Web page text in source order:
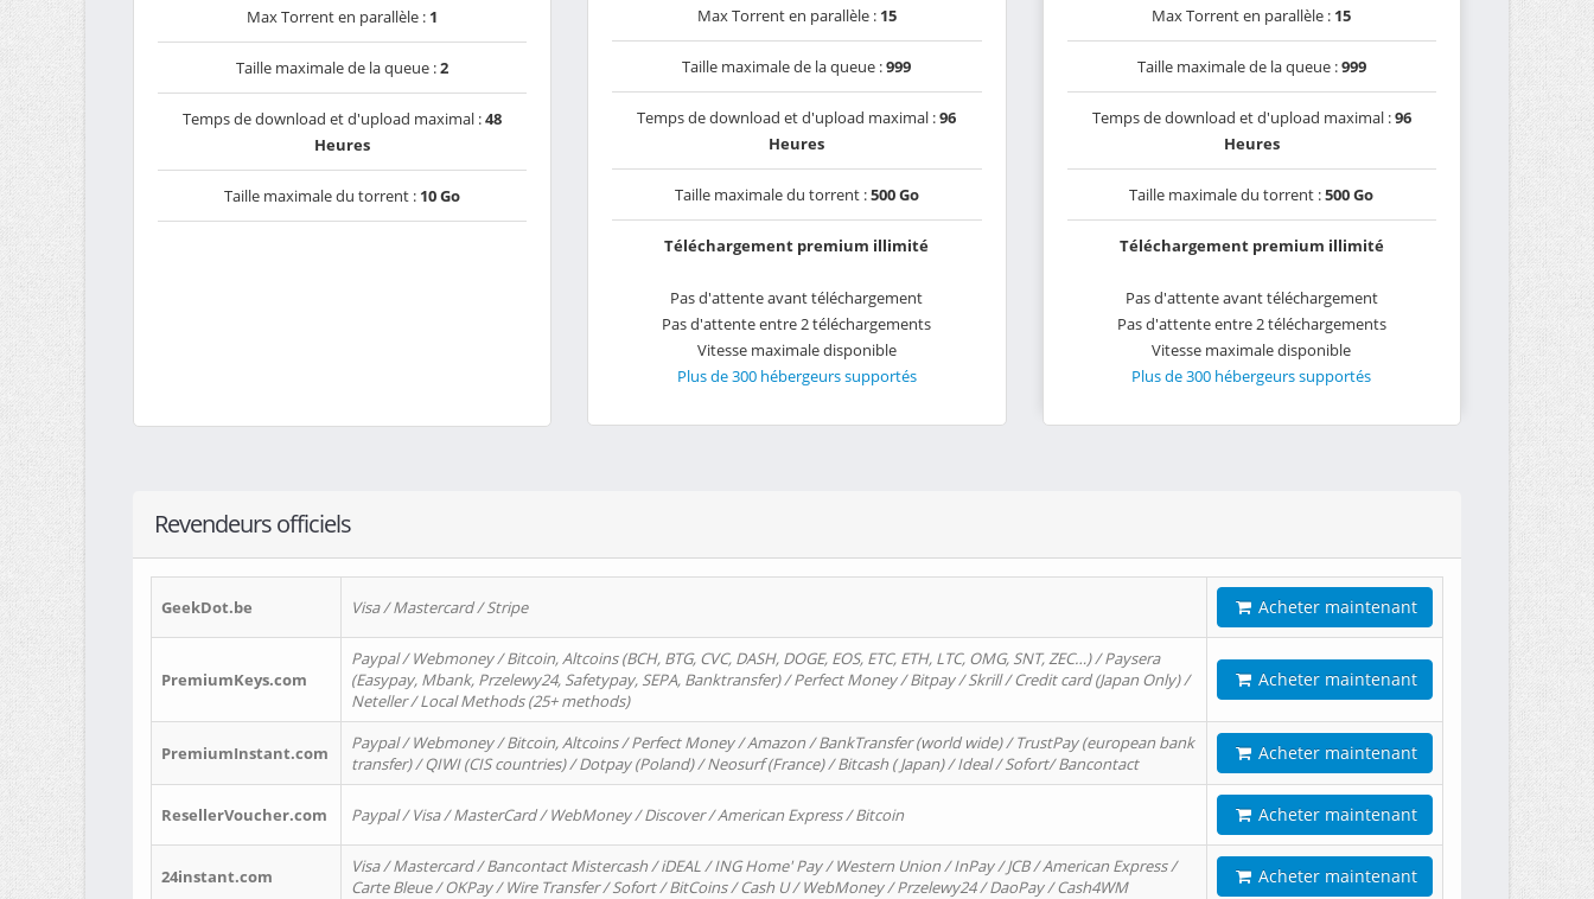
Max Torrent en parallèle : 1
Taille maximale de la queue :2
Temps de download et d'upload maximal :48
Heures
Taille maximale du torrent : 10 Go
Max Torrent en parallèle : 15
Taille maximale de la queue :999
Temps de download et d'upload maximal :96
Heures
Taille maximale du torrent :500 Go
Téléchargement premium illimité
Pas d'attente avant téléchargement
Pas d'attente entre 2 téléchargements
Vitesse maximale disponible
Plus de 300 hébergeurs supportés
Max Torrent en parallèle : 15
Taille maximale de la queue :999
Temps de download et d'upload maximal :96
Heures
Taille maximale du torrent :500 Go
Téléchargement premium illimité
Pas d'attente avant téléchargement
Pas d'attente entre 2 téléchargements
Vitesse maximale disponible
Plus de 300 hébergeurs supportés
Revendeurs officiels
GeekDot.be Visa / Mastercard / Stripe Acheter maintenant
PremiumKeys.com
Paypal / Webmoney / Bitcoin, Altcoins (BCH, BTG, CVC, DASH, DOGE, EOS, ETC, ETH, LTC, OMG, SNT, ZEC…) / Paysera
(Easypay, Mbank, Przelewy24, Safetypay, SEPA, Banktransfer) / Perfect Money / Bitpay / Skrill / Credit card (Japan Only) /
Neteller / Local Methods (25+ methods)
Acheter maintenant
PremiumInstant.com
Paypal / Webmoney / Bitcoin, Altcoins / Perfect Money / Amazon / BankTransfer (world wide) / TrustPay (european bank
transfer) / QIWI (CIS countries) / Dotpay (Poland) / Neosurf (France) / Bitcash ( Japan) / Ideal / Sofort/ Bancontact
Acheter maintenant
ResellerVoucher.com Paypal / Visa / MasterCard / WebMoney / Discover / American Express / Bitcoin Acheter maintenant
24instant.com
Visa / Mastercard / Bancontact Mistercash / iDEAL / ING Home' Pay / Western Union / InPay / JCB / American Express /
Carte Bleue / OKPay / Wire Transfer / Sofort / BitCoins / Cash U / WebMoney / Przelewy24 / DaoPay / Cash4WM
Acheter maintenant